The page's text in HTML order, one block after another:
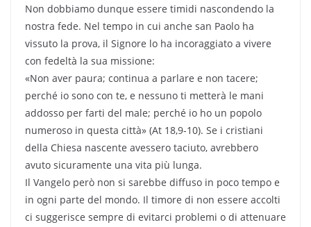
Non dobbiamo dunque essere timidi nascondendo la
nostra fede. Nel tempo in cui anche san Paolo ha
vissuto la prova, il Signore lo ha incoraggiato a vivere
con fedeltà la sua missione:
«Non aver paura; continua a parlare e non tacere;
perché io sono con te, e nessuno ti metterà le mani
addosso per farti del male; perché io ho un popolo
numeroso in questa città» (At 18,9-10). Se i cristiani
della Chiesa nascente avessero taciuto, avrebbero
avuto sicuramente una vita più lunga.
Il Vangelo però non si sarebbe diffuso in poco tempo e
in ogni parte del mondo. Il timore di non essere accolti
ci suggerisce sempre di evitarci problemi o di attenuare